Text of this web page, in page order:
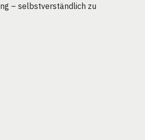
– selbstverständlich zu